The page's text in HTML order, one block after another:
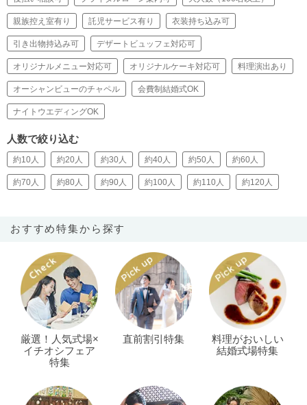
親族控え室有り 託児サービス有り 衣装持ち込み可
引き出物持込み可 デザートビュッフェ対応可
オリジナルメニュー対応可 オリジナルケーキ対応可 料理演出あり
オーシャンビューのチャペル 会費制結婚式OK
ナイトウエディングOK
人数で絞り込む
約10人 約20人 約30人 約40人 約50人 約60人
約70人 約80人 約90人 約100人 約110人 約120人
おすすめ特集から探す
厳選！人気式場×
イチオシフェア
特集
直前割引特集
料理がおいしい
結婚式場特集